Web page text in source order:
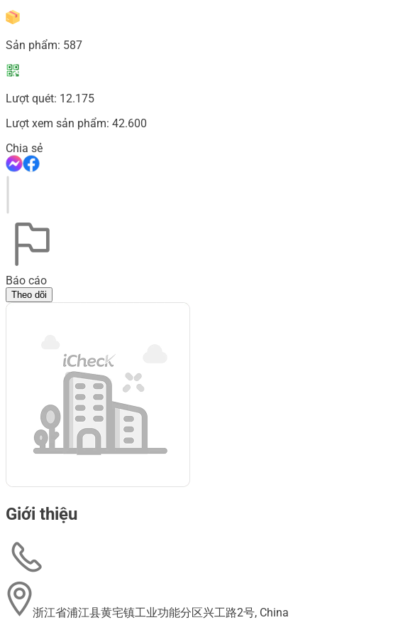
Sản phẩm: 587
Lượt quét: 12.175
Lượt xem sản phẩm: 42.600
Chia sẻ
Báo cáo
Theo dõi
Giới thiệu
浙江省浦江县黄宅镇工业功能分区兴工路2号, China